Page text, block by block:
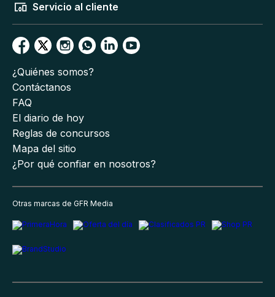
Servicio al cliente
¿Quiénes somos?
Contáctanos
FAQ
El diario de hoy
Reglas de concursos
Mapa del sitio
¿Por qué confiar en nosotros?
Otras marcas de GFR Media